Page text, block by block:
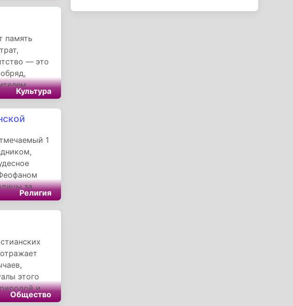
то
день
и
память
— это
и
Богу,
в этот
Культура
1
за
и
Религия
этого
и
Общество